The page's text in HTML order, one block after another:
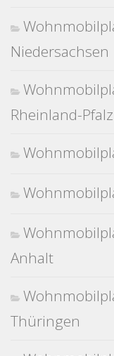
Niedersachsen
Rheinland-Pfalz
Anhalt
Thüringen